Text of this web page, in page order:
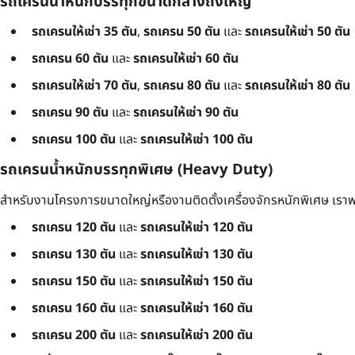
รถเครนให้เช่า 35 ตัน, รถเครน 50 ตัน และรถเครนให้เช่า 50 ตัน
รถเครน 60 ตัน และรถเครนให้เช่า 60 ตัน
รถเครนให้เช่า 70 ตัน, รถเครน 80 ตัน และรถเครนให้เช่า 80 ตัน
รถเครน 90 ตัน และรถเครนให้เช่า 90 ตัน
รถเครน 100 ตัน และรถเครนให้เช่า 100 ตัน
รถเครนน้ำหนักบรรทุกพิเศษ (Heavy Duty)
สำหรับงานโครงการขนาดใหญ่หรืองานติดตั้งเครื่องจักรหนักพิเศษ เรา
รถเครน 120 ตัน และรถเครนให้เช่า 120 ตัน
รถเครน 130 ตัน และรถเครนให้เช่า 130 ตัน
รถเครน 150 ตัน และรถเครนให้เช่า 150 ตัน
รถเครน 160 ตัน และรถเครนให้เช่า 160 ตัน
รถเครน 200 ตัน และรถเครนให้เช่า 200 ตัน